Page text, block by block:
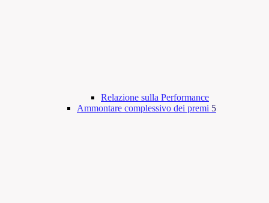
Relazione sulla Performance
Ammontare complessivo dei premi 5